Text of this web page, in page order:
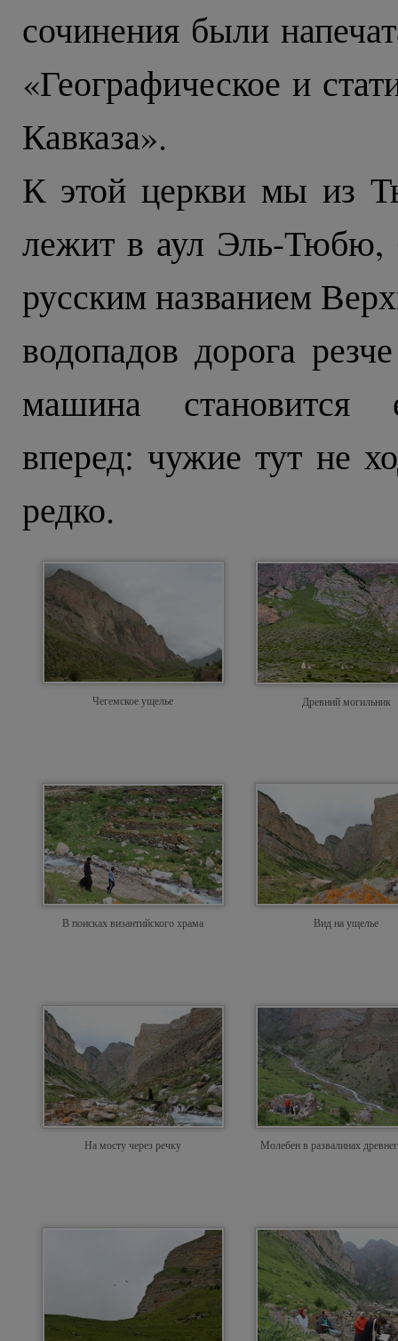
сочинения были
«Географическое и
Кавказа».
К этой церкви мы из
лежит в аул Эль-Тюбю,
русским названием
водопадов дорога
машина становится
вперед: чужие тут не
редко.
Чегемское ущелье Древний могильник
В поисках византийского храма Вид на ущелье
На мосту через речку Молебен в развалинах